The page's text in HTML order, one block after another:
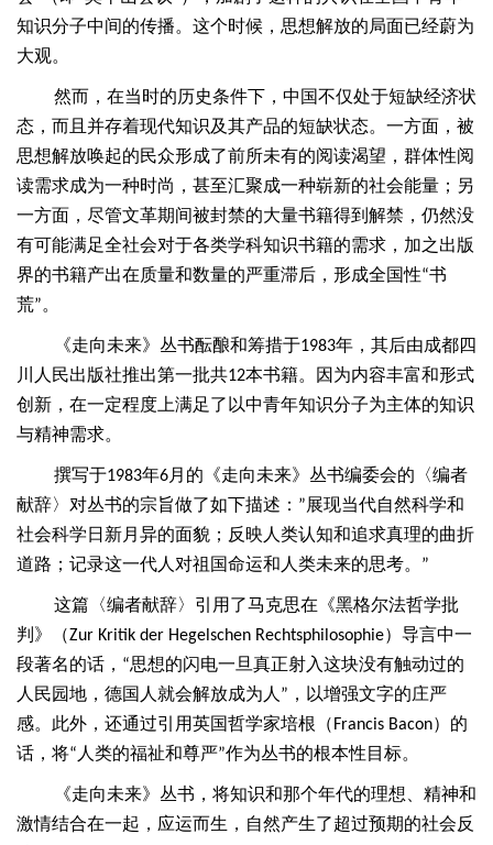
知识分子中间的传播。这个时候，思想解放的局面已经蔚为
大观。
然而，在当时的历史条件下，中国不仅处于短缺经济状
态，而且并存着现代知识及其产品的短缺状态。一方面，被
思想解放唤起的民众形成了前所未有的阅读渴望，群体性阅
读需求成为一种时尚，甚至汇聚成一种崭新的社会能量；另
一方面，尽管文革期间被封禁的大量书籍得到解禁，仍然没
有可能满足全社会对于各类学科知识书籍的需求，加之出版
界的书籍产出在质量和数量的严重滞后，形成全国性“书
荒”。
《走向未来》丛书酝酿和筹措于1983年，其后由成都四
川人民出版社推出第一批共12本书籍。因为内容丰富和形式
创新，在一定程度上满足了以中青年知识分子为主体的知识
与精神需求。
撰写于1983年6月的《走向未来》丛书编委会的〈编者
献辞〉对丛书的宗旨做了如下描述： ”展现当代自然科学和
社会科学日新月异的面貌；反映人类认知和追求真理的曲折
道路；记录这一代人对祖国命运和人类未来的思考。 ”
这篇〈编者献辞〉引用了马克思在《黑格尔法哲学批
判》（Zur Kritik der Hegelschen Rechtsphilosophie）导言中一
段著名的话， “思想的闪电一旦真正射入这块没有触动过的
人民园地，德国人就会解放成为人 ” ，以增强文字的庄严
感。此外，还通过引用英国哲学家培根（ Francis Bacon）的
话，将“ 人类的福祉和尊严”作为丛书的根本性目标。
《走向未来》丛书，将知识和那个年代的理想、精神和
激情结合在一起，应运而生，自然产生了超过预期的社会反